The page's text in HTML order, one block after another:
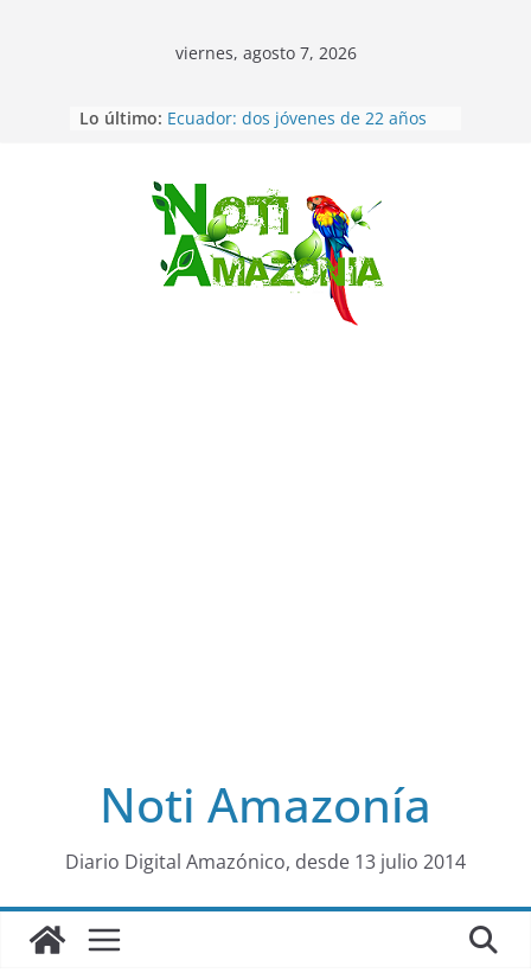
Saltar
al
viernes, agosto 7, 2026
Lo último: Ecuador: dos jóvenes de 22 años
Sentencian a 34 años de prisión a
implicados en caso de Alison,
oriunda de Tena
Vozinha, el arquero sensación de
cabo Verde, ya llegó para
incorporarse a Colo Colo de Chile
Pastaza: la parroquia Diez de
Noti Amazonía
Diario Digital Amazónico, desde 13 julio 2014